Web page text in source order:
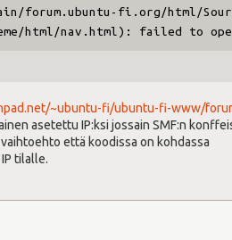
forum.ubuntu-fi.org/html/
html/nav.html): failed to
~ubuntu-fi/ubuntu-fi-www/
asetettu IP:ksi jossain SMF:n
että koodissa on kohdassa
tilalle.